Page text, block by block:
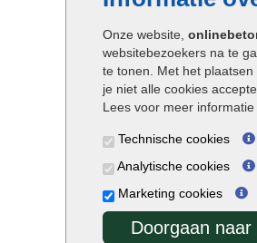
Onze website,
websitebezoekers na te
te tonen. Met het
je niet alle cookies
Lees voor meer informatie
Technische cookies
Analytische cookies
Marketing cookies
Doorgaan
Oprit tegels
Patio tegels
Siertegels
Stoeptegels
Straattegels
Terrastegels
Buitentegels
Grote terrastegels